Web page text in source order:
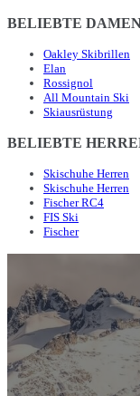
BELIEBTE
Oakley Skibrillen
Elan
Rossignol
All Mountain Ski
Skiausrüstung
BELIEBTE
Skischuhe Herren
Skischuhe Herren
Fischer RC4
FIS Ski
Fischer